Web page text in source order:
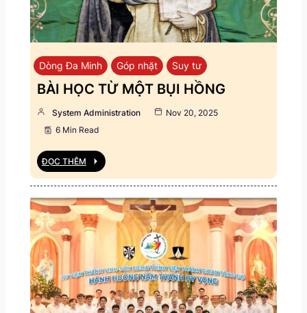
Dòng Đa Minh Góp nhặt Suy tư
BÀI HỌC TỪ MỘT BỤI HỒNG
System Administration
Nov 20, 2025
6 Min Read
ĐỌC THÊM